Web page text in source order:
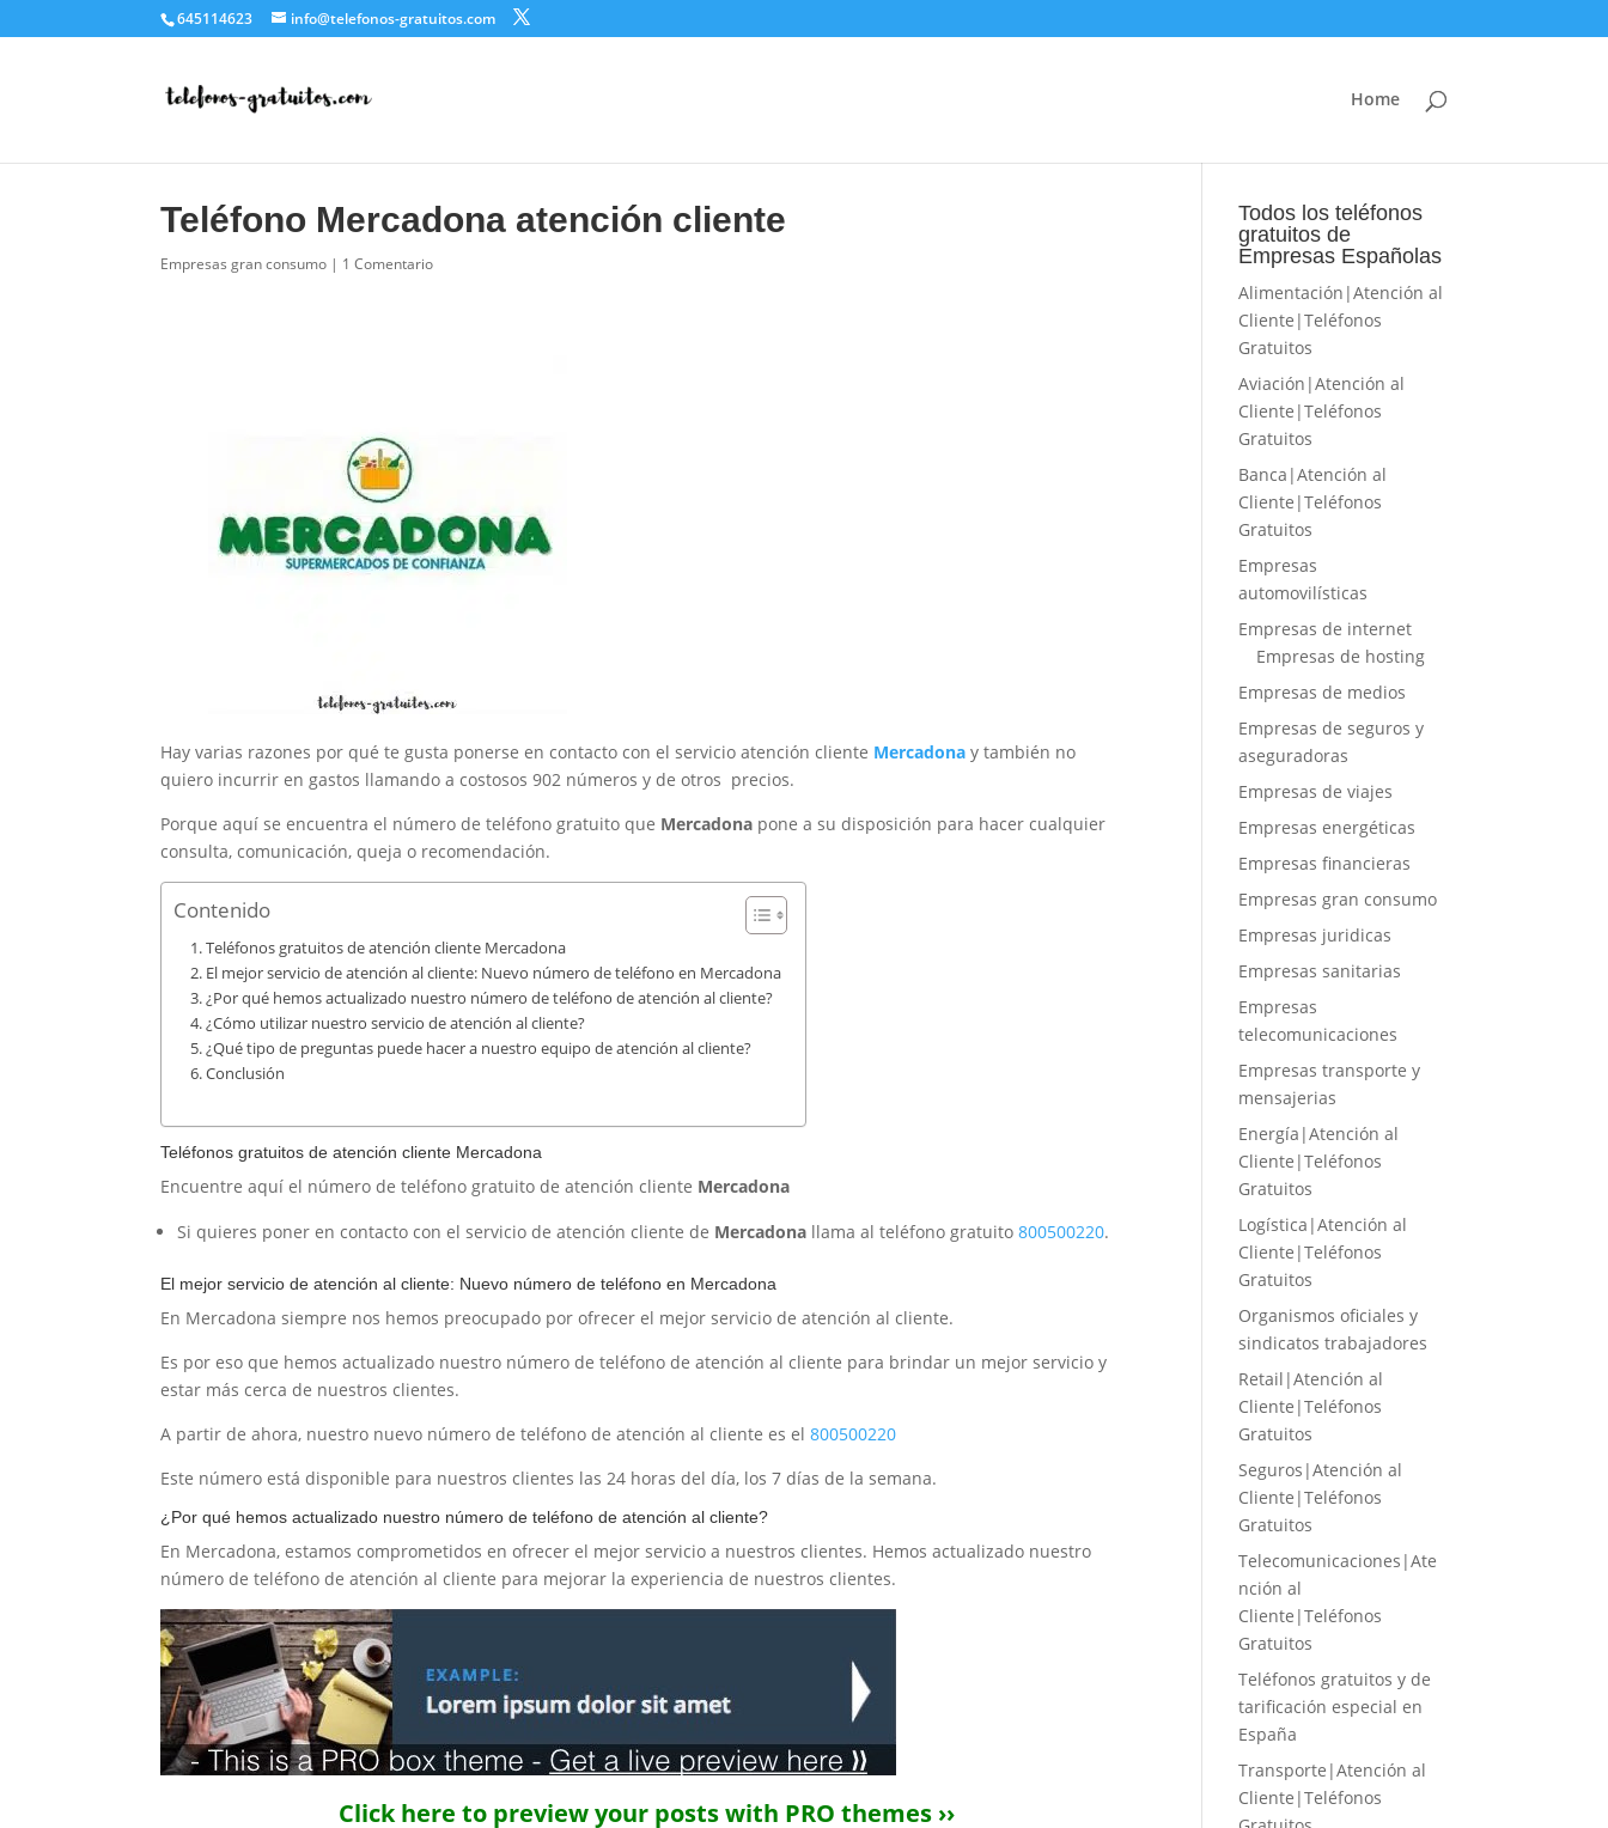
645114623 info@telefonos-gratuitos.com
Home
Teléfono Mercadona atención cliente
Empresas gran consumo | 1 Comentario
Hay varias razones por qué te gusta ponerse en contacto con el servicio atención cliente Mercadona y también no
quiero incurrir en gastos llamando a costosos 902 números y de otros precios.
Porque aquí se encuentra el número de teléfono gratuito que Mercadona pone a su disposición para hacer cualquier
consulta, comunicación, queja o recomendación.
Contenido
Teléfonos gratuitos de atención cliente Mercadona
El mejor servicio de atención al cliente: Nuevo número de teléfono en Mercadona
¿Por qué hemos actualizado nuestro número de teléfono de atención al cliente?
¿Cómo utilizar nuestro servicio de atención al cliente?
¿Qué tipo de preguntas puede hacer a nuestro equipo de atención al cliente?
Conclusión
Teléfonos gratuitos de atención cliente Mercadona
Encuentre aquí el número de teléfono gratuito de atención cliente Mercadona
Si quieres poner en contacto con el servicio de atención cliente de Mercadona llama al teléfono gratuito800500220.
El mejor servicio de atención al cliente: Nuevo número de teléfono en Mercadona
En Mercadona siempre nos hemos preocupado por ofrecer el mejor servicio de atención al cliente.
Es por eso que hemos actualizado nuestro número de teléfono de atención al cliente para brindar un mejor servicio y
estar más cerca de nuestros clientes.
A partir de ahora, nuestro nuevo número de teléfono de atención al cliente es el800500220
Este número está disponible para nuestros clientes las 24 horas del día, los 7 días de la semana.
¿Por qué hemos actualizado nuestro número de teléfono de atención al cliente?
En Mercadona, estamos comprometidos en ofrecer el mejor servicio a nuestros clientes. Hemos actualizado nuestro
número de teléfono de atención al cliente para mejorar la experiencia de nuestros clientes.
Click here to preview your posts with PRO themes ››
Todos los teléfonos
gratuitos de
Empresas Españolas
Alimentación|Atención al
Cliente|Teléfonos
Gratuitos
Aviación|Atención al
Cliente|Teléfonos
Gratuitos
Banca|Atención al
Cliente|Teléfonos
Gratuitos
Empresas
automovilísticas
Empresas de internet
Empresas de hosting
Empresas de medios
Empresas de seguros y
aseguradoras
Empresas de viajes
Empresas energéticas
Empresas financieras
Empresas gran consumo
Empresas juridicas
Empresas sanitarias
Empresas
telecomunicaciones
Empresas transporte y
mensajerias
Energía|Atención al
Cliente|Teléfonos
Gratuitos
Logística|Atención al
Cliente|Teléfonos
Gratuitos
Organismos oficiales y
sindicatos trabajadores
Retail|Atención al
Cliente|Teléfonos
Gratuitos
Seguros|Atención al
Cliente|Teléfonos
Gratuitos
Telecomunicaciones|Ate
nción al
Cliente|Teléfonos
Gratuitos
Teléfonos gratuitos y de
tarificación especial en
España
Transporte|Atención al
Cliente|Teléfonos